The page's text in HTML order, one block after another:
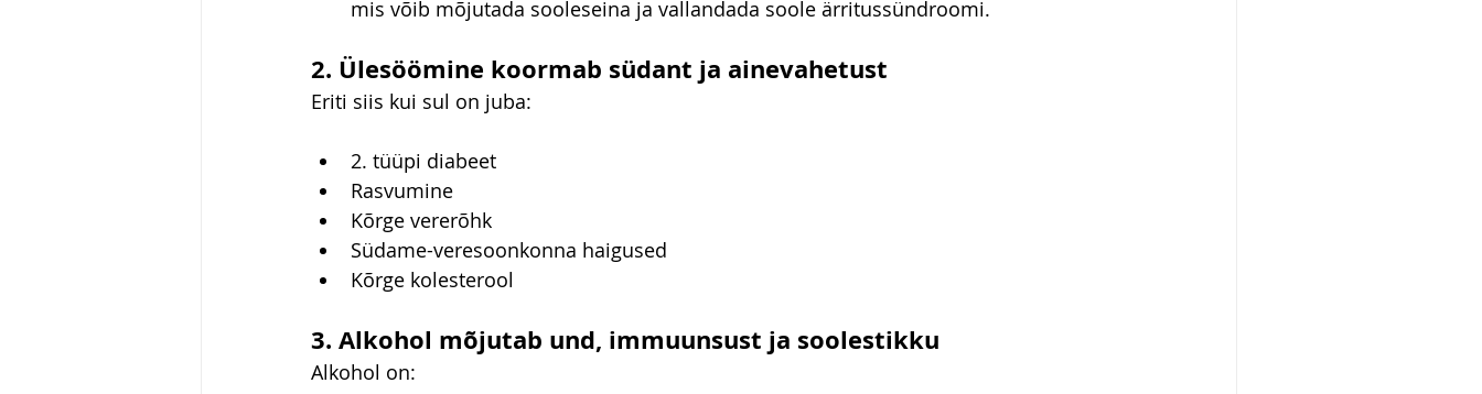
mis võib mõjutada sooleseina ja vallandada soole ärritussündroomi.
2. Ülesöömine koormab südant ja ainevahetust
Eriti siis kui sul on juba:
2. tüüpi diabeet
Rasvumine
Kõrge vererõhk
Südame-veresoonkonna haigused
Kõrge kolesterool
3. Alkohol mõjutab und, immuunsust ja soolestikku
Alkohol on: